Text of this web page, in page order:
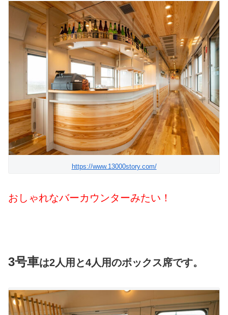
https://www.13000story.com/
おしゃれなバーカウンターみたい！
3号車は2人用と4人用のボックス席です。